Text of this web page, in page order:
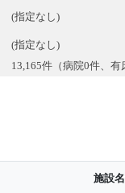
(指定なし)
(指定なし)
13,165件（病院0件、有
施設